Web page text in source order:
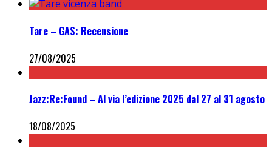
Tare – GAS: Recensione
27/08/2025
Jazz:Re:Found – Al via l’edizione 2025 dal 27 al 31 agosto
18/08/2025